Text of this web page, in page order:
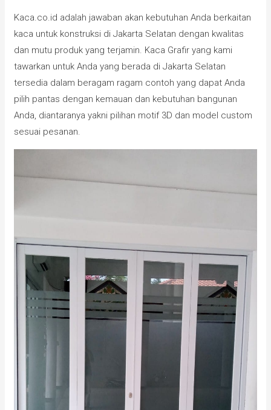
Kaca.co.id adalah jawaban akan kebutuhan Anda berkaitan
kaca untuk konstruksi di Jakarta Selatan dengan kwalitas
dan mutu produk yang terjamin. Kaca Grafir yang kami
tawarkan untuk Anda yang berada di Jakarta Selatan
tersedia dalam beragam ragam contoh yang dapat Anda
pilih pantas dengan kemauan dan kebutuhan bangunan
Anda, diantaranya yakni pilihan motif 3D dan model custom
sesuai pesanan.